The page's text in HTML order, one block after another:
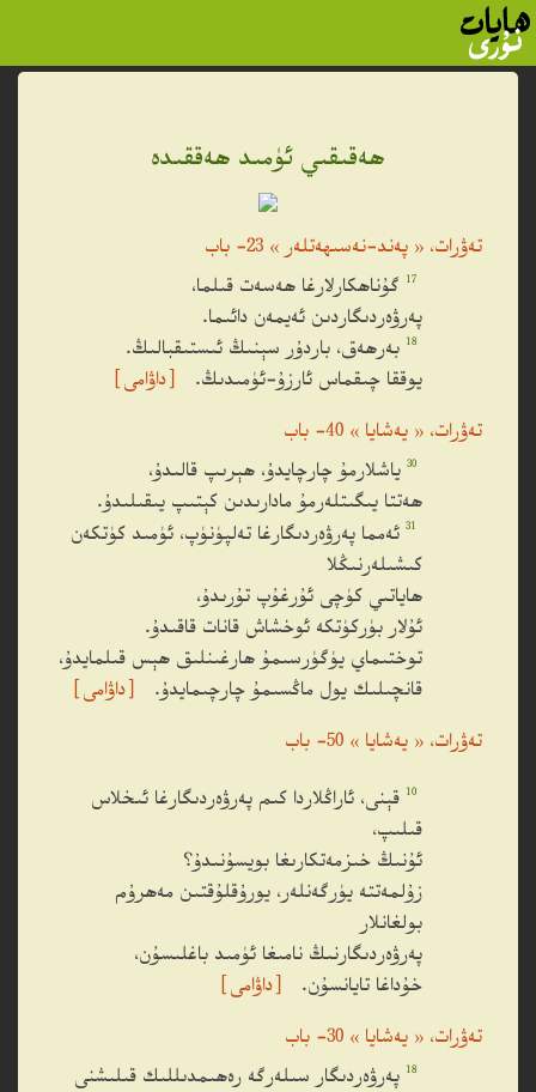
ھەقىقىي ئۈمىد ھەققىدە
تەۋرات، « پەند-نەسىھەتلەر » 23- باب
17 گۇناھكارلارغا ھەسەت قىلما،
پەرۋەردىگاردىن ئەيمەن دائىما.
18 بەرھەق، باردۇر سېنىڭ ئىستىقبالىڭ.
يوققا چىقماس ئارزۇ-ئۈمىدىڭ.
［داۋامى］
تەۋرات، « يەشايا » 40- باب
30 ياشلارمۇ چارچايدۇ، ھېرىپ قالىدۇ،
ھەتتا يىگىتلەرمۇ مادارىدىن كېتىپ يىقىلىدۇ.
31 ئەمما پەرۋەردىگارغا تەلپۈنۈپ، ئۈمىد كۈتكەن
كىشىلەرنىڭلا
ھاياتىي كۈچى ئۇرغۇپ تۇرىدۇ،
ئۇلار بۈركۈتكە ئوخشاش قانات قاقىدۇ.
توختىماي يۈگۈرسىمۇ ھارغىنلىق ھېس قىلمايدۇ،
قانچىلىك يول ماڭسىمۇ چارچىمايدۇ.
［داۋامى］
تەۋرات، « يەشايا » 50- باب
10 قېنى، ئاراڭلاردا كىم پەرۋەردىگارغا ئىخلاس
قىلىپ،
ئۇنىڭ خىزمەتكارىغا بويسۇنىدۇ؟
زۇلمەتتە يۈرگەنلەر، يورۇقلۇقتىن مەھرۇم
بولغانلار
پەرۋەردىگارنىڭ نامىغا ئۈمىد باغلىسۇن،
خۇداغا تايانسۇن.
［داۋامى］
تەۋرات، « يەشايا » 30- باب
18 پەرۋەردىگار سىلەرگە رەھىمدىللىك قىلىشنى